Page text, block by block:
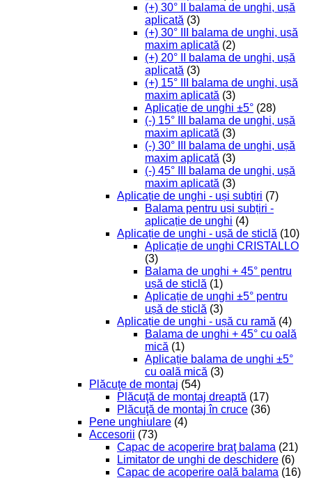
(+) 30° II balama de unghi, ușă
aplicată (3)
(+) 30° III balama de unghi, ușă
maxim aplicată (2)
(+) 20° II balama de unghi, ușă
aplicată (3)
(+) 15° III balama de unghi, ușă
maxim aplicată (3)
Aplicație de unghi ±5° (28)
(-) 15° III balama de unghi, ușă
maxim aplicată (3)
(-) 30° III balama de unghi, ușă
maxim aplicată (3)
(-) 45° III balama de unghi, ușă
maxim aplicată (3)
Aplicație de unghi - uși subțiri (7)
Balama pentru uși subțiri -
aplicație de unghi (4)
Aplicație de unghi - ușă de sticlă (10)
Aplicație de unghi CRISTALLO
(3)
Balama de unghi + 45° pentru
ușă de sticlă (1)
Aplicație de unghi ±5° pentru
ușă de sticlă (3)
Aplicație de unghi - ușă cu ramă (4)
Balama de unghi + 45° cu oală
mică (1)
Aplicație balama de unghi ±5°
cu oală mică (3)
Plăcuţe de montaj (54)
Plăcuţă de montaj dreaptă (17)
Plăcuţă de montaj în cruce (36)
Pene unghiulare (4)
Accesorii (73)
Capac de acoperire braţ balama (21)
Limitator de unghi de deschidere (6)
Capac de acoperire oală balama (16)